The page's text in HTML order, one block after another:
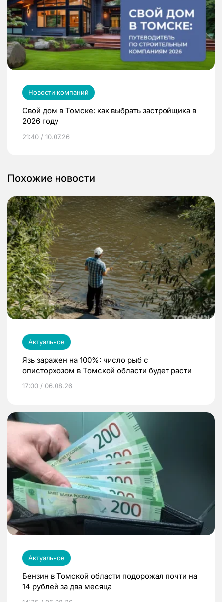
Новости компаний
Свой дом в Томске: как выбрать застройщика в
2026 году
21:40 / 10.07.26
Похожие новости
Актуальное
Язь заражен на 100%: число рыб с
описторхозом в Томской области будет расти
17:00 / 06.08.26
Актуальное
Бензин в Томской области подорожал почти на
14 рублей за два месяца